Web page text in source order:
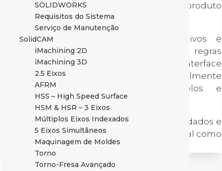
utilizador criar inúmeras variações do produto
com as limitações que quiser impor.
Os formulários podem ser responsivos e
funcionarem também de acordo com regras
definidas por si. Com a ajuda de uma interface
muito intuitiva o DriveWorks permite facilmente
atualizar regras, acrescentar modelos e
documentos.
Veja alguns exemplos, introduza os seus dados e
verifique o que vai receber no seu email tal como
se fosse o cliente:Demo Kiosk
SOLIDWORKS
Requisitos do Sistema
Serviço de Manutenção
SolidCAM
iMachining 2D
iMachining 3D
2.5 Eixos
AFRM
HSS – High Speed Surface
HSM & HSR – 3 Eixos
Múltiplos Eixos Indexados
5 Eixos Simultâneos
Maquinagem de Moldes
Torno
Torno-Fresa Avançado